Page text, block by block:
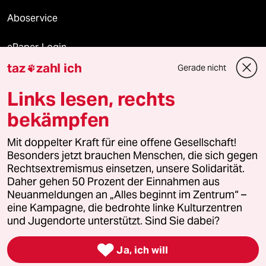
Aboservice
ePaper Login
Downloads für Abonnierende
© 2026 taz Verlags und Vertriebs GmbH
Alle Rechte vorbehalten. Bei rechtlichen Fragen oder für Genehmigungen
wenden Sie sich bitte an
lizenzen@taz.de
Feedback Redaktionsstatut Kommune-Richtlinien
Leitlinie Informant Datenschutz Impressum AGB
Seitenwende Einwilligungen widerrufen (Ads)
taz zahl ich Gerade nicht
Links lesen, rechts
bekämpfen
Mit doppelter Kraft für eine offene Gesellschaft!
Besonders jetzt brauchen Menschen, die sich gegen
Rechtsextremismus einsetzen, unsere Solidarität.
Daher gehen 50 Prozent der Einnahmen aus
Neuanmeldungen an „Alles beginnt im Zentrum“ –
eine Kampagne, die bedrohte linke Kulturzentren
und Jugendorte unterstützt. Sind Sie dabei?
 Ja, ich will